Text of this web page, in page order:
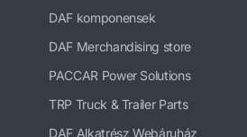
DAF komponensek
DAF Merchandising store
PACCAR Power Solutions
TRP Truck & Trailer Parts
DAF Alkatrész Webáruház